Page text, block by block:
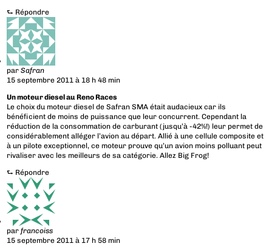
⮑ Répondre
parSafran
15 septembre 2011 à 18 h 48 min
Un moteur diesel au Reno Races
Le choix du moteur diesel de Safran SMA était audacieux car ils
bénéficient de moins de puissance que leur concurrent. Cependant la
réduction de la consommation de carburant (jusqu’à -42%!) leur permet de
considérablement alléger l’avion au départ. Allié à une cellule composite et
à un pilote exceptionnel, ce moteur prouve qu’un avion moins polluant peut
rivaliser avec les meilleurs de sa catégorie. Allez Big Frog!
⮑ Répondre
parfrancoiss
15 septembre 2011 à 17 h 58 min